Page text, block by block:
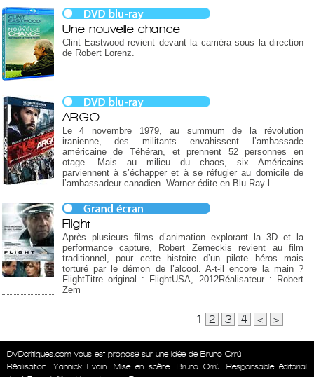
Une nouvelle chance
Clint Eastwood revient devant la caméra sous la direction
de Robert Lorenz.
ARGO
Le 4 novembre 1979, au summum de la révolution
iranienne, des militants envahissent l’ambassade
américaine de Téhéran, et prennent 52 personnes en
otage. Mais au milieu du chaos, six Américains
parviennent à s’échapper et à se réfugier au domicile de
l’ambassadeur canadien. Warner édite en Blu Ray l
Flight
Après plusieurs films d’animation explorant la 3D et la
performance capture, Robert Zemeckis revient au film
traditionnel, pour cette histoire d’un pilote héros mais
torturé par le démon de l’alcool. A-t-il encore la main ?
FlightTitre original : FlightUSA, 2012Réalisateur : Robert
Zem
1 2 3 4 < >
DVDcritiques.com vous est proposé sur une idée de Bruno Orrú
Réalisation
Yannick Evain Mise en scène Bruno Orrú
Responsable éditorial